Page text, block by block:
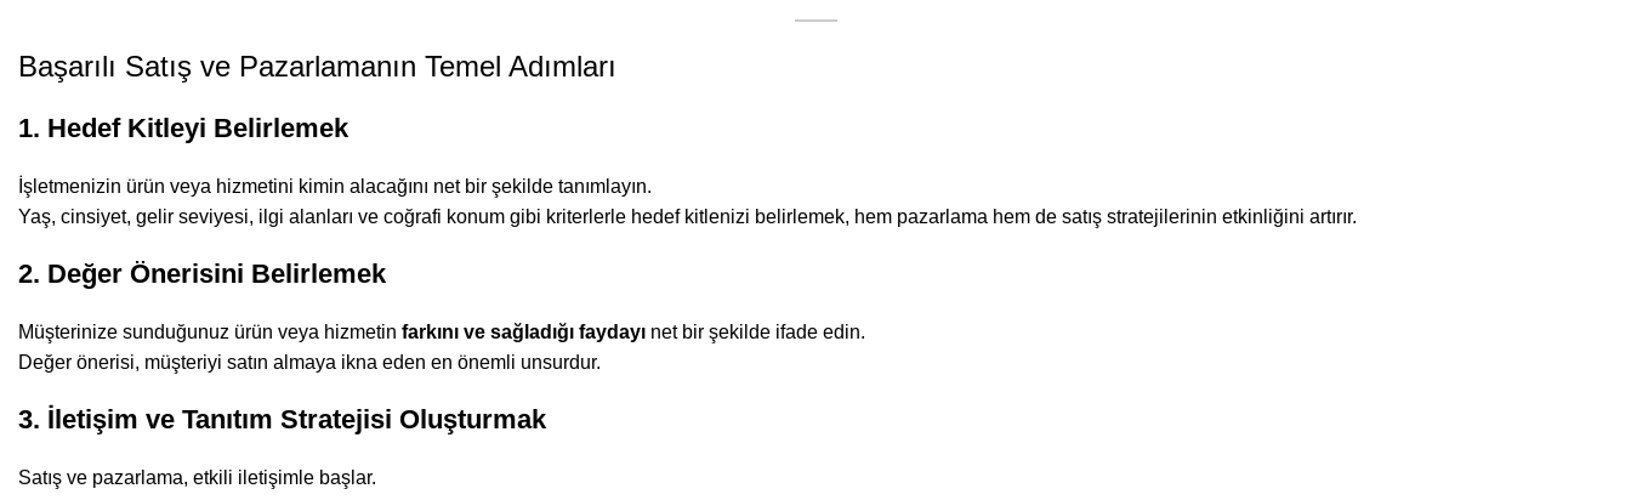
Başarılı Satış ve Pazarlamanın Temel Adımları
1. Hedef Kitleyi Belirlemek
İşletmenizin ürün veya hizmetini kimin alacağını net bir şekilde tanımlayın.
Yaş, cinsiyet, gelir seviyesi, ilgi alanları ve coğrafi konum gibi kriterlerle hedef kitlenizi belirlemek, hem pazarlama hem de satış stratejilerinin etkinliğini artırır.
2. Değer Önerisini Belirlemek
Müşterinize sunduğunuz ürün veya hizmetin farkını ve sağladığı faydayı net bir şekilde ifade edin.
Değer önerisi, müşteriyi satın almaya ikna eden en önemli unsurdur.
3. İletişim ve Tanıtım Stratejisi Oluşturmak
Satış ve pazarlama, etkili iletişimle başlar.